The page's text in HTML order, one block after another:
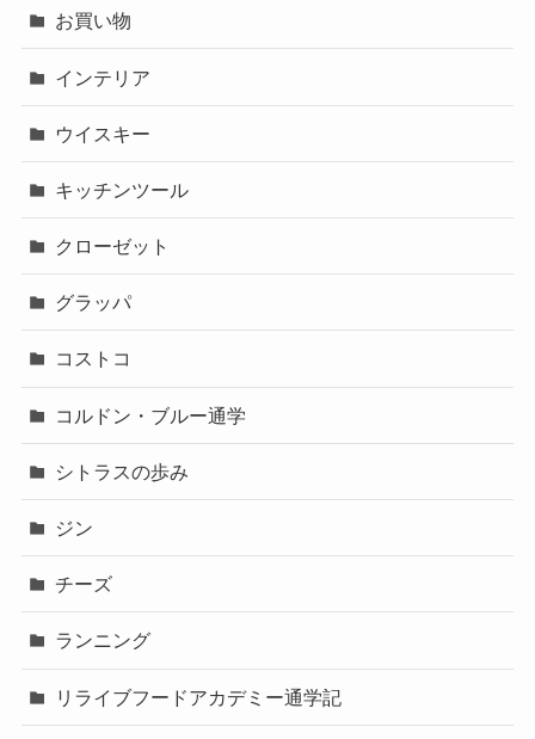
お買い物
インテリア
ウイスキー
キッチンツール
クローゼット
グラッパ
コストコ
コルドン・ブルー通学
シトラスの歩み
ジン
チーズ
ランニング
リライブフードアカデミー通学記